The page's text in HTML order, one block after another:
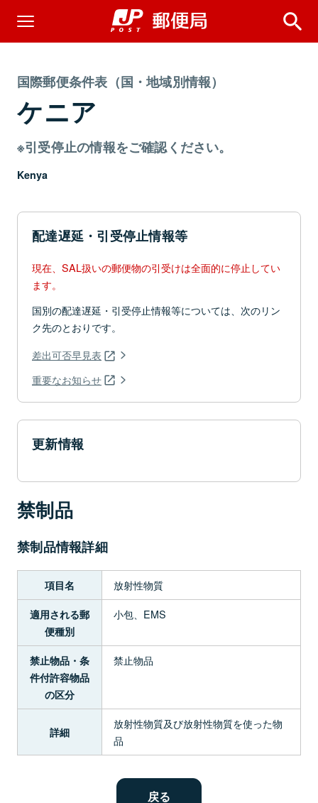
国際郵便条件表（国・地域別情報）
ケニア
※引受停止の情報をご確認ください。
Kenya
配達遅延・引受停止情報等
現在、SAL扱いの郵便物の引受けは全面的に停止してい
ます。
国別の配達遅延・引受停止情報等については、次のリン
ク先のとおりです。
差出可否早見表
重要なお知らせ
更新情報
禁制品
禁制品情報詳細
項目名 放射性物質
適用される郵
便種別
小包、EMS
禁止物品・条
件付許容物品
の区分
禁止物品
詳細
放射性物質及び放射性物質を使った物
品